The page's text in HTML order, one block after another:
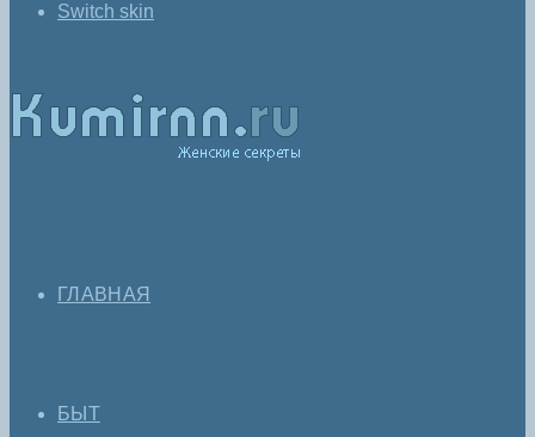
Switch skin
ГЛАВНАЯ
БЫТ